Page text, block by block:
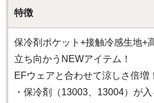
特徴
保冷剤ポケット+接触冷感生地+
立ち向かうNEWアイテム！
EFウェアと合わせて涼しさ倍増
・保冷剤（13003、13004）が